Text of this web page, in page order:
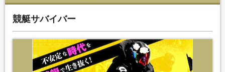
競艇サバイバー